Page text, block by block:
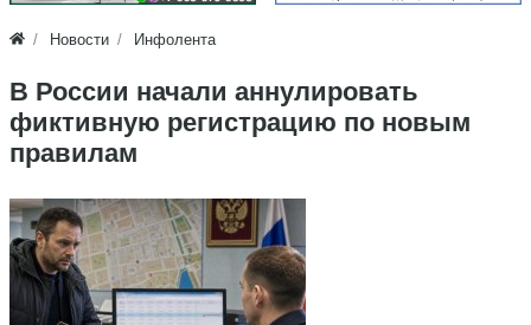
Новости Инфолента
В России начали аннулировать
фиктивную регистрацию по новым
правилам